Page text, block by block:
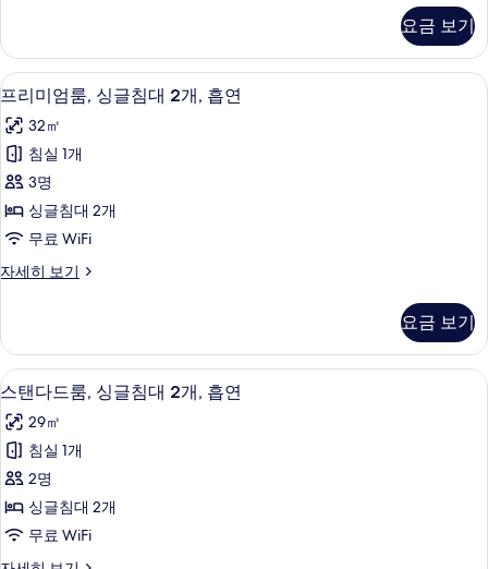
사
진
모
두
보
기
연
자
세
히
보
기
2
개,
금
연
사
진
모
두
보
룸,
싱
글
대
2
금
연
자
세
히
요금 보기
프
리
미
엄
룸,
싱
글
침
2
개,
흡
연
사
진
모
두
보
고급 침구, 무료 미니바 품목, 객실 내
6
프리미엄룸, 싱글침대 2개, 흡연
32㎡
침실 1개
3명
싱글침대 2개
무료 WiFi
자세히 보기
프
룸,
싱
글
대
2
흡
연
자
세
히
요금 보기
스
탠
다
드
룸,
싱
글
고급 침구, 무료 미니바 품목, 객실 내
8
스탠다드룸, 싱글침대 2개, 흡연
29㎡
침실 1개
2명
싱글침대 2개
무료 WiFi